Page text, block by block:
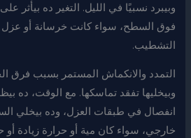
وبيبرد نسبيًا في الليل. التغير ده بيأثر
فوق السطح، سواء كانت خرسانة أو
التشطيب.
التمدد والانكماش المستمر بسبب فرق
وبيخليها تفقد تماسكها. مع الوقت، ده
انفصال في طبقات العزل، وده بيخلي
خارجي، سواء كان مية أو حرارة زيادة أو